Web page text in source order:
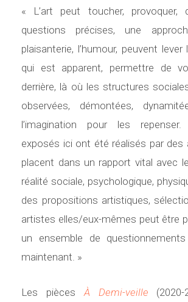
é
d
e
n
t
« L’art peut toucher, provoquer,
questions précises, une
plaisanterie, l’humour, peuvent
qui est apparent, permettre de
derrière, là où les structures
observées, démontées,
l’imagination pour les
exposés ici ont été réalisés par des
placent dans un rapport vital avec
réalité sociale, psychologique,
des propositions artistiques,
artistes elles/eux-mêmes peut être
un ensemble de
maintenant. »
Les piècesÀ Demi-veille